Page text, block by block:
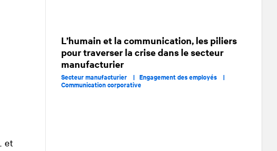
et
L’humain et la communication, les piliers
pour traverser la crise dans le secteur
manufacturier
Secteur manufacturier | Engagement des employés |
Communication corporative